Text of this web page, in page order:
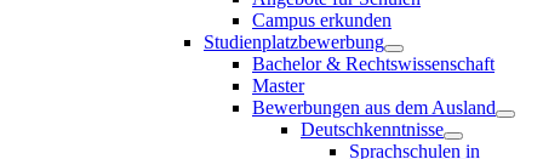
Campus erkunden
Studienplatzbewerbung
Bachelor & Rechtswissenschaft
Master
Bewerbungen aus dem Ausland
Deutschkenntnisse
Sprachschulen in